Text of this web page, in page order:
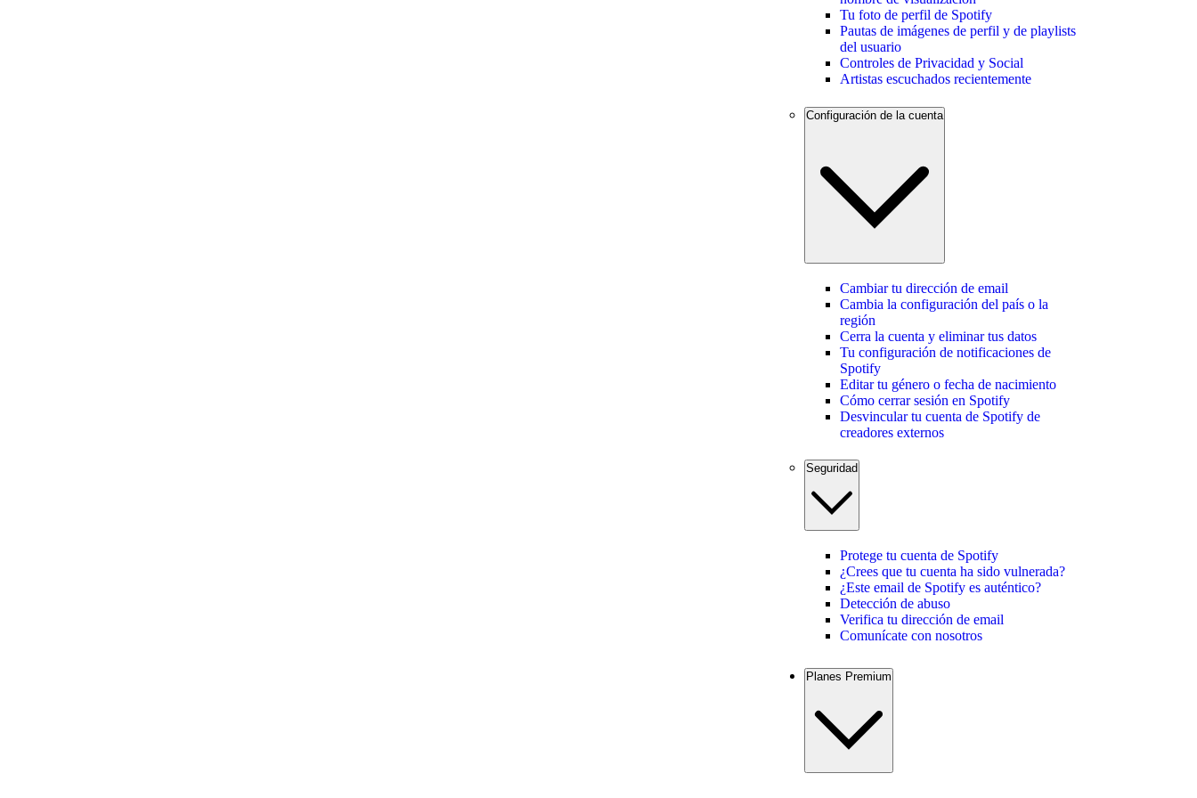
Tu foto de perfil de Spotify
Pautas de imágenes de perfil y de playlists
del usuario
Controles de Privacidad y Social
Artistas escuchados recientemente
Configuración de la cuenta
Cambiar tu dirección de email
Cambia la configuración del país o la
región
Cerra la cuenta y eliminar tus datos
Tu configuración de notificaciones de
Spotify
Editar tu género o fecha de nacimiento
Cómo cerrar sesión en Spotify
Desvincular tu cuenta de Spotify de
creadores externos
Seguridad
Protege tu cuenta de Spotify
¿Crees que tu cuenta ha sido vulnerada?
¿Este email de Spotify es auténtico?
Detección de abuso
Verifica tu dirección de email
Comunícate con nosotros
Planes Premium